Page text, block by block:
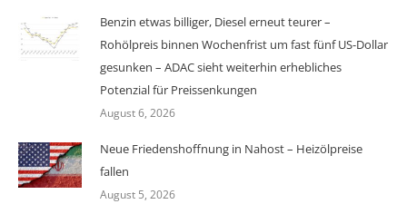
Benzin etwas billiger, Diesel erneut teurer –
Rohölpreis binnen Wochenfrist um fast fünf US-Dollar
gesunken – ADAC sieht weiterhin erhebliches
Potenzial für Preissenkungen
August 6, 2026
Neue Friedenshoffnung in Nahost – Heizölpreise
fallen
August 5, 2026